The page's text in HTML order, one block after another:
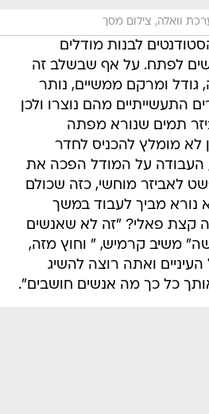
וואלה, צילום מסך
לבנות מודלים
לפתח. על אף שבשלב זה
גודל ומרקם ממשיים, נותר
התעשייתיים מהם נוצרו ולכן
תמים שנורא מפתה
לא מומלץ להכניס לחדר
העבודה על המודל הפכה את
לאביזר מוחשי, כזה שכולם
נורא מביך לעבוד במשך
קצת פאלי? "זה לא שאנשים
משיב קרמיש, " וחוץ מזה,
ואתה רוצה להשיג
כל כך מה אנשים חושבים".